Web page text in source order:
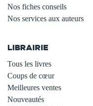
Nos fiches conseils
Nos services aux auteurs
LIBRAIRIE
Tous les livres
Coups de cœur
Meilleures ventes
Nouveautés